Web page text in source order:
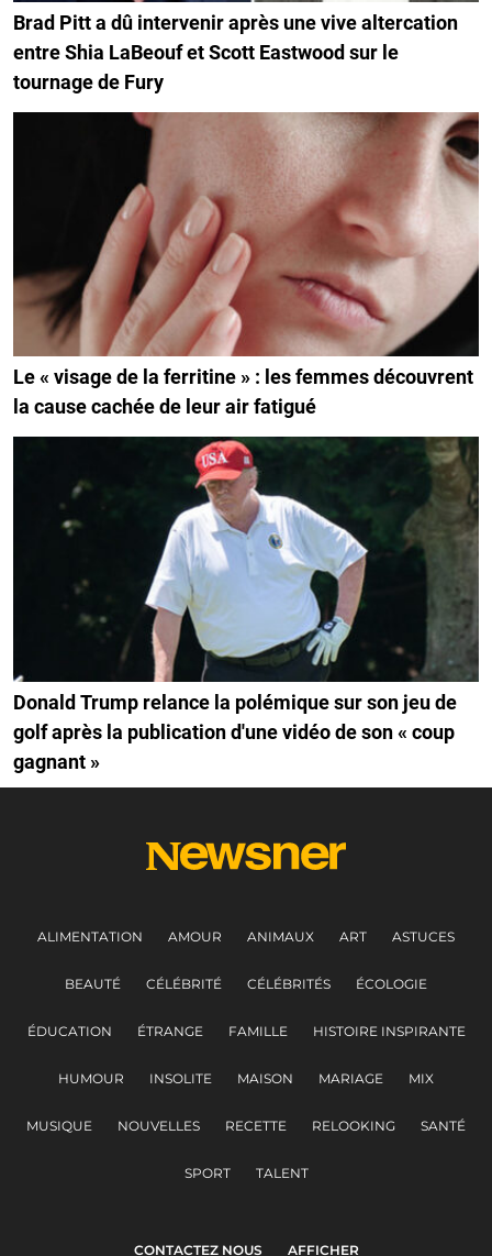
Brad Pitt a dû intervenir après une vive altercation
entre Shia LaBeouf et Scott Eastwood sur le
tournage de Fury
Le « visage de la ferritine » : les femmes découvrent
la cause cachée de leur air fatigué
Donald Trump relance la polémique sur son jeu de
golf après la publication d'une vidéo de son « coup
gagnant »
ALIMENTATION AMOUR ANIMAUX ART ASTUCES
BEAUTÉ CÉLÉBRITÉ CÉLÉBRITÉS ÉCOLOGIE
ÉDUCATION ÉTRANGE FAMILLE HISTOIRE INSPIRANTE
HUMOUR INSOLITE MAISON MARIAGE MIX
MUSIQUE NOUVELLES RECETTE RELOOKING SANTÉ
SPORT TALENT
CONTACTEZ NOUS AFFICHER